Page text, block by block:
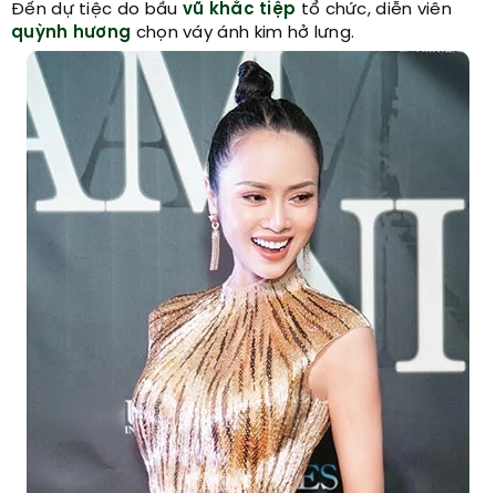
Đến dự tiệc do bầu vũ khắc tiệp tổ chức, diễn viên
quỳnh hương chọn váy ánh kim hở lưng.